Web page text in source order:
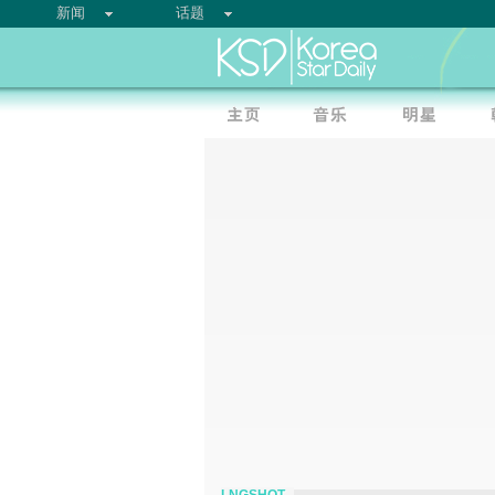
新闻 话题